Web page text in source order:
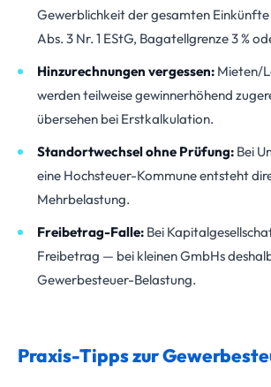
Gewerblichkeit der gesamten
Abs. 3 Nr. 1 EStG, Bagatellgrenze 3 %
Hinzurechnungen vergessen: Mieten/
werden teilweise gewinnerhöhend
übersehen bei Erstkalkulation.
Standortwechsel ohne Prüfung: Bei
eine Hochsteuer-Kommune entsteht
Mehrbelastung.
Freibetrag-Falle: Bei
Freibetrag — bei kleinen GmbHs
Gewerbesteuer-Belastung.
Praxis-Tipps zur